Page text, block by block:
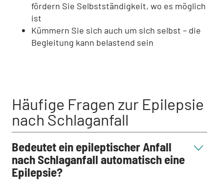
fördern Sie Selbstständigkeit, wo es möglich
ist
Kümmern Sie sich auch um sich selbst – die
Begleitung kann belastend sein
Häufige Fragen zur Epilepsie
nach Schlaganfall
Bedeutet ein epileptischer Anfall
nach Schlaganfall automatisch eine
Epilepsie?